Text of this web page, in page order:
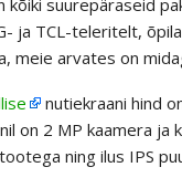
ja TCL-teleritelt,
meie arvates on
nutiekraani hind
on 2 MP kaamera
ning ilus IPS